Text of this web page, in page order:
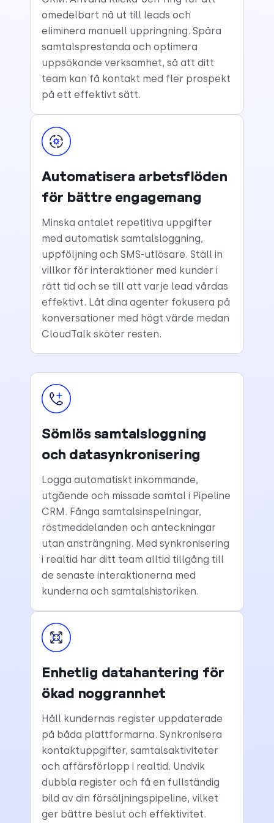
omedelbart nå ut till leads och
eliminera manuell uppringning. Spåra
samtalsprestanda och optimera
uppsökande verksamhet, så att ditt
team kan få kontakt med fler prospekt
på ett effektivt sätt.
Automatisera arbetsflöden
för bättre engagemang
Minska antalet repetitiva uppgifter
med automatisk samtalsloggning,
uppföljning och SMS-utlösare. Ställ in
villkor för interaktioner med kunder i
rätt tid och se till att varje lead vårdas
effektivt. Låt dina agenter fokusera på
konversationer med högt värde medan
CloudTalk sköter resten.
Sömlös samtalsloggning
och datasynkronisering
Logga automatiskt inkommande,
utgående och missade samtal i Pipeline
CRM. Fånga samtalsinspelningar,
röstmeddelanden och anteckningar
utan ansträngning. Med synkronisering
i realtid har ditt team alltid tillgång till
de senaste interaktionerna med
kunderna och samtalshistoriken.
Enhetlig datahantering för
ökad noggrannhet
Håll kundernas register uppdaterade
på båda plattformarna. Synkronisera
kontaktuppgifter, samtalsaktiviteter
och affärsförlopp i realtid. Undvik
dubbla register och få en fullständig
bild av din försäljningspipeline, vilket
ger bättre beslut och effektivitet.